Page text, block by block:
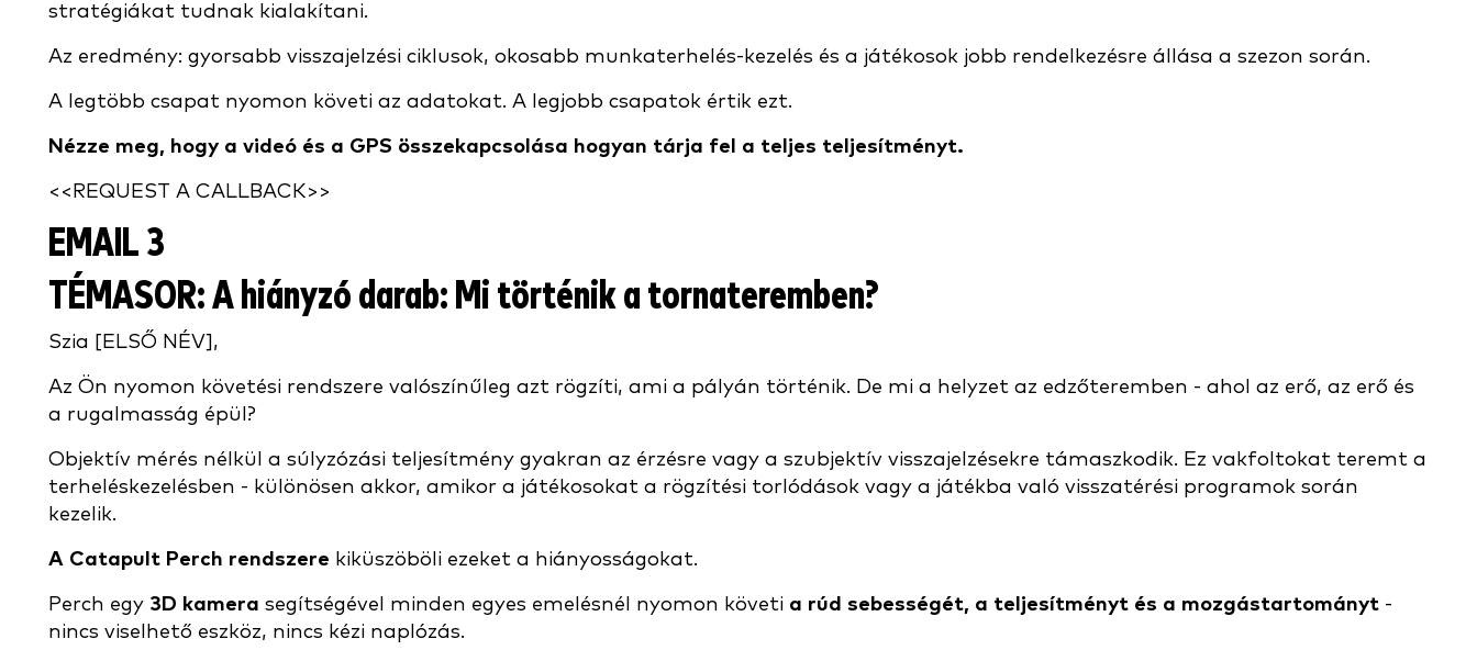
stratégiákat tudnak kialakítani.
Az eredmény: gyorsabb visszajelzési ciklusok, okosabb munkaterhelés-kezelés és a játékosok jobb rendelkezésre állása a szezon során.
A legtöbb csapat nyomon követi az adatokat. A legjobb csapatok értik ezt.
Nézze meg, hogy a videó és a GPS összekapcsolása hogyan tárja fel a teljes teljesítményt.
<<REQUEST A CALLBACK>>
EMAIL 3
TÉMASOR:A hiányzó darab: Mi történik a tornateremben?
Szia [ELSŐ NÉV],
Az Ön nyomon követési rendszere valószínűleg azt rögzíti, ami a pályán történik. De mi a helyzet az edzőteremben - ahol az erő, az erő és
a rugalmasság épül?
Objektív mérés nélkül a súlyzózási teljesítmény gyakran az érzésre vagy a szubjektív visszajelzésekre támaszkodik. Ez vakfoltokat teremt a
terheléskezelésben - különösen akkor, amikor a játékosokat a rögzítési torlódások vagy a játékba való visszatérési programok során
kezelik.
A Catapult Perch rendszere kiküszöböli ezeket a hiányosságokat.
Perch egy 3D kamera segítségével minden egyes emelésnél nyomon követi a rúd sebességét, a teljesítményt és a mozgástartományt -
nincs viselhető eszköz, nincs kézi naplózás.